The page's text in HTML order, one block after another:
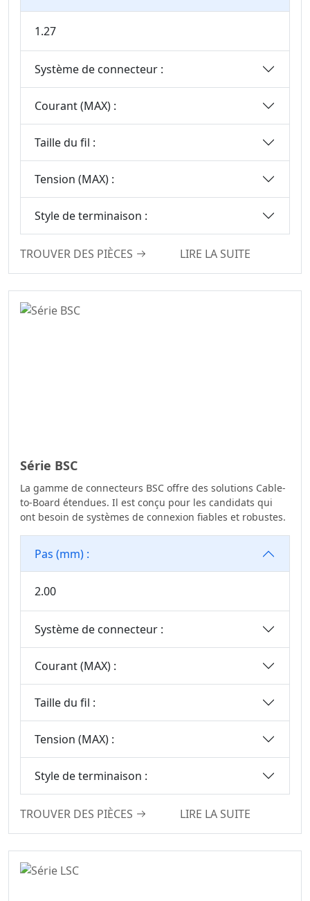
1.27
Système de connecteur :
Courant (MAX) :
Taille du fil :
Tension (MAX) :
Style de terminaison :
TROUVER DES PIÈCES LIRE LA SUITE
Série BSC
La gamme de connecteurs BSC offre des solutions Cable-
to-Board étendues. Il est conçu pour les candidats qui
ont besoin de systèmes de connexion fiables et robustes.
Pas (mm) :
2.00
Système de connecteur :
Courant (MAX) :
Taille du fil :
Tension (MAX) :
Style de terminaison :
TROUVER DES PIÈCES LIRE LA SUITE